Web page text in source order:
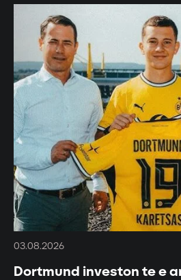
03.08.2026
Dortmund investon te e